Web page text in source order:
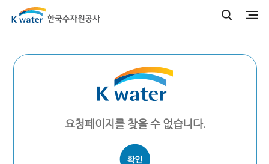
요청페이지를 찾을 수 없습니다.